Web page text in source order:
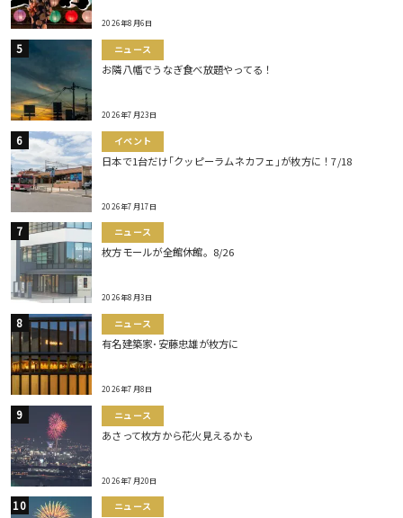
2026年8月6日
ニュース
お隣八幡でうなぎ食べ放題やってる！
2026年7月23日
イベント
日本で1台だけ｢クッピーラムネカフェ｣が枚方に！7/18
2026年7月17日
ニュース
枚方モールが全館休館。8/26
2026年8月3日
ニュース
有名建築家･安藤忠雄が枚方に
2026年7月8日
ニュース
あさって枚方から花火見えるかも
2026年7月20日
ニュース